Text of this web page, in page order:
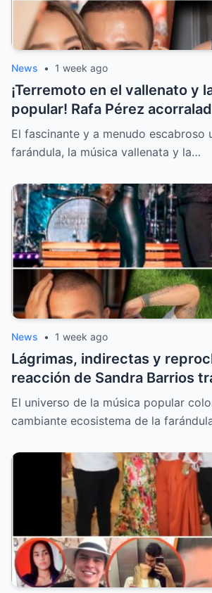
News • 1 week ago
¡Terremoto en el vallenato y
popular! Rafa Pérez
hijos y la llamada secreta
Jessi Uribe
El fascinante y a menudo escabroso
farándula, la música vallenata y la…
News • 1 week ago
Lágrimas, indirectas y
reacción de Sandra Barrios
nueva portada sobre el
Uribe
El universo de la música popular
cambiante ecosistema de la